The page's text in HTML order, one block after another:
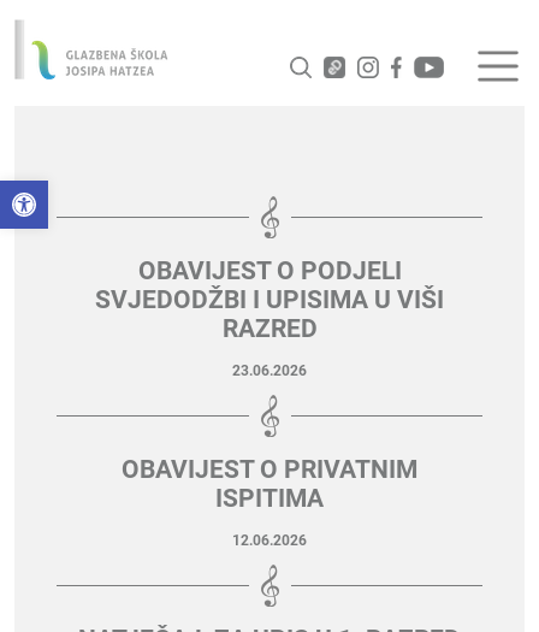
Open toolbar
OBAVIJEST O PODJELI
SVJEDODŽBI I UPISIMA U VIŠI
RAZRED
23.06.2026
OBAVIJEST O PRIVATNIM
ISPITIMA
12.06.2026